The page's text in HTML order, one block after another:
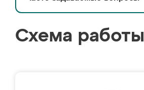
Схема работы